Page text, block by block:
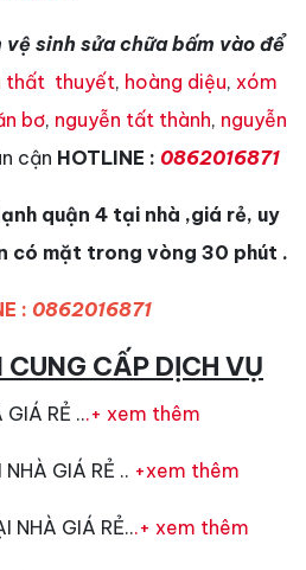
sinh sửa chữa bấm vào để
thất thuyết, hoàng diệu, xóm
bơ, nguyễn tất thành, nguyễn
cận HOTLINE : 0862016871
quận 4 tại nhà ,giá rẻ, uy
có mặt trong vòng 30 phút .
: 0862016871
CẤP DỊCH VỤ
RẺ ...+ xem thêm
GIÁ RẺ .. +xem thêm
NHÀ GIÁ RẺ...+ xem thêm